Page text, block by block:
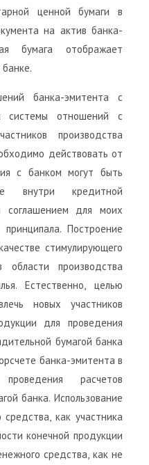
ценной бумаги в
на актив банка-
бумага отображает
банка-эмитента с
системы отношений с
производства
действовать от
с банком могут быть
внутри кредитной
соглашением для моих
Построение
стимулирующего
области производства
Естественно, целью
новых участников
для проведения
бумагой банка
банка-эмитента в
расчетов
банка. Использование
как участника
конечной продукции
средства, как не